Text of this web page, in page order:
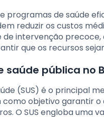
programas de saúde
reduzir os custos
intervenção
que os recursos
saúde pública no
(SUS) é o principal
como objetivo garantir
O SUS engloba uma